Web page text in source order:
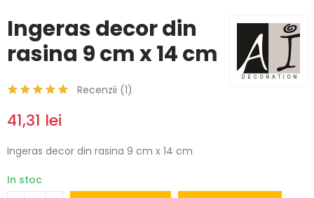
Ingeras decor din
rasina 9 cm x 14 cm
Recenzii (1)
41,31 lei
Ingeras decor din rasina 9 cm x 14 cm
In stoc